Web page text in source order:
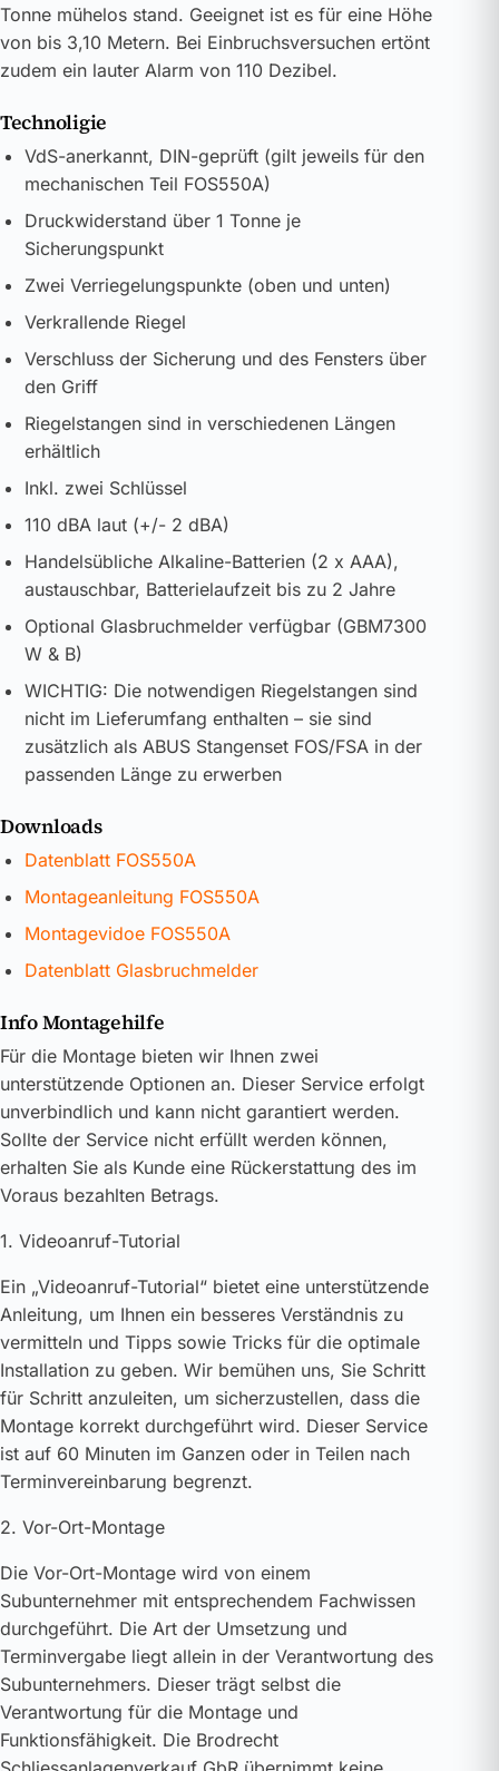
Tonne mühelos stand. Geeignet ist es für eine Höhe
von bis 3,10 Metern. Bei Einbruchsversuchen ertönt
zudem ein lauter Alarm von 110 Dezibel.
Technoligie
VdS-anerkannt, DIN-geprüft (gilt jeweils für den
mechanischen Teil FOS550A)
Druckwiderstand über 1 Tonne je
Sicherungspunkt
Zwei Verriegelungspunkte (oben und unten)
Verkrallende Riegel
Verschluss der Sicherung und des Fensters über
den Griff
Riegelstangen sind in verschiedenen Längen
erhältlich
Inkl. zwei Schlüssel
110 dBA laut (+/- 2 dBA)
Handelsübliche Alkaline-Batterien (2 x AAA),
austauschbar, Batterielaufzeit bis zu 2 Jahre
Optional Glasbruchmelder verfügbar (GBM7300
W & B)
WICHTIG: Die notwendigen Riegelstangen sind
nicht im Lieferumfang enthalten – sie sind
zusätzlich als ABUS Stangenset FOS/FSA in der
passenden Länge zu erwerben
Downloads
Datenblatt FOS550A
Montageanleitung FOS550A
Montagevidoe FOS550A
Datenblatt Glasbruchmelder
Info Montagehilfe
Für die Montage bieten wir Ihnen zwei
unterstützende Optionen an. Dieser Service erfolgt
unverbindlich und kann nicht garantiert werden.
Sollte der Service nicht erfüllt werden können,
erhalten Sie als Kunde eine Rückerstattung des im
Voraus bezahlten Betrags.
1. Videoanruf-Tutorial
Ein „Videoanruf-Tutorial“ bietet eine unterstützende
Anleitung, um Ihnen ein besseres Verständnis zu
vermitteln und Tipps sowie Tricks für die optimale
Installation zu geben. Wir bemühen uns, Sie Schritt
für Schritt anzuleiten, um sicherzustellen, dass die
Montage korrekt durchgeführt wird. Dieser Service
ist auf 60 Minuten im Ganzen oder in Teilen nach
Terminvereinbarung begrenzt.
2. Vor-Ort-Montage
Die Vor-Ort-Montage wird von einem
Subunternehmer mit entsprechendem Fachwissen
durchgeführt. Die Art der Umsetzung und
Terminvergabe liegt allein in der Verantwortung des
Subunternehmers. Dieser trägt selbst die
Verantwortung für die Montage und
Funktionsfähigkeit. Die Brodrecht